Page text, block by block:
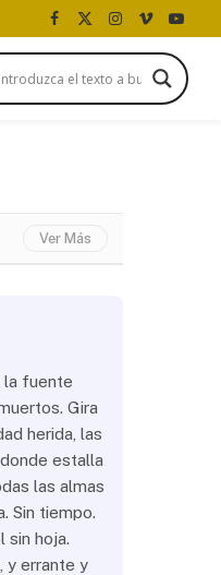
Facebook
X
(Twitter)
Instagram
Vimeo
Ver Más
la fuente
Gira
herida, las
estalla
las almas
Sin tiempo.
sin hoja.
y errante y